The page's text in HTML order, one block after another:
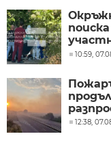
10:59,
12:38,